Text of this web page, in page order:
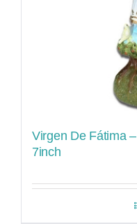
Virgen De Fátima
7inch